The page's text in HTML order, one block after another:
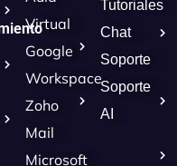
Virtual
Google
Workspace
Zoho
Mail
Microsoft
Tutoriales
Chat
Soporte
Soporte
AI